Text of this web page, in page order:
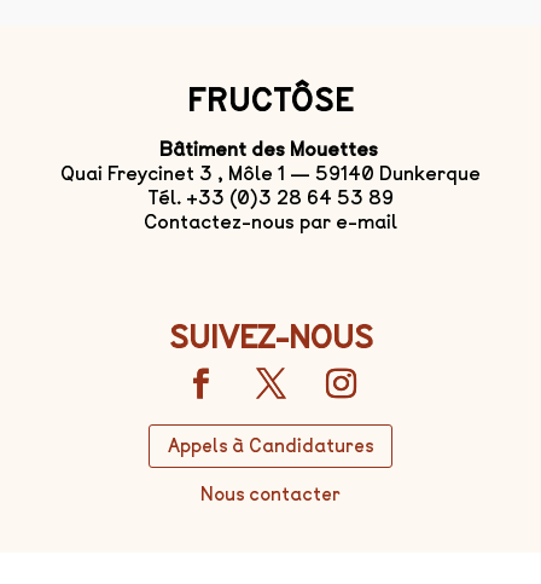
FRUCTÔSE
Bâtiment des Mouettes
Quai Freycinet 3 , Môle 1 — 59140 Dunkerque
Tél. +33 (0)3 28 64 53 89
Contactez-nous par e-mail
SUIVEZ-NOUS
Appels à Candidatures
Nous contacter